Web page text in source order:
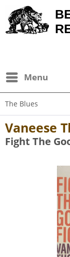
Menu
The Blues
Vaneese
Fight The